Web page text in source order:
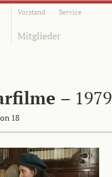
Vorstand Service
Mitglieder
– 1979
18